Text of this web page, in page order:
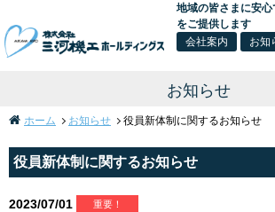
地域の皆さまに安
をご提供します
会社案内
お知
お知らせ
ホーム お知らせ 役員新体制に関するお知らせ
役員新体制に関するお知らせ
2023/07/01 重要！